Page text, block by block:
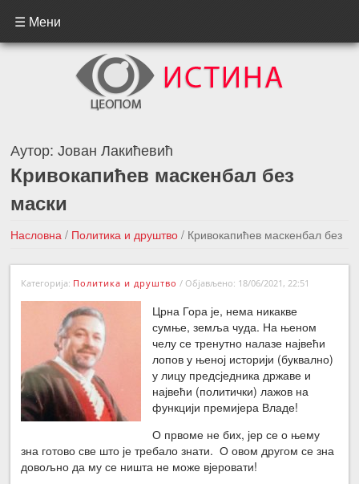
☰ Мени
Аутор:Јован Лакићевић
Кривокапићев маскенбал без
маски
Насловна / Политика и друштво / Кривокапићев маскенбал без
маски
←Претходна вест
Следећа вест →
Категорија: Политика и друштво / Објављено: 18/06/2021, 22:51
Црна Гора је, нема никакве
сумње, земља чуда. На њеном
челу се тренутно налазе највећи
лопов у њеној историји (буквално)
у лицу предсједника државе и
највећи (политички) лажов на
функцији премијера Владе!
О првоме не бих, јер се о њему
зна готово све што је требало знати. О овом другом се зна
довољно да му се ништа не може вјеровати!